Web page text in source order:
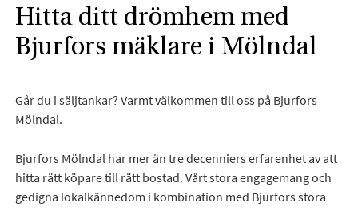
Hitta ditt drömhem med
Bjurfors mäklare i Mölndal
Går du i säljtankar? Varmt välkommen till oss på Bjurfors
Mölndal.
Bjurfors Mölndal har mer än tre decenniers erfarenhet av att
hitta rätt köpare till rätt bostad. Vårt stora engagemang och
gedigna lokalkännedom i kombination med Bjurfors stora